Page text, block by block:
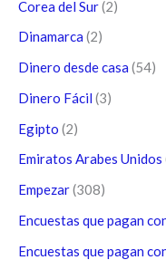
Corea del Sur(2)
Dinamarca (2)
Dinero desde casa (54)
Dinero Fácil (3)
Egipto (2)
Emiratos Arabes Unidos
Empezar(308)
Encuestas que pagan
Encuestas que pagan